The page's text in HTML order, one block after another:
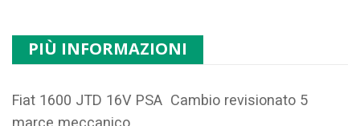
PIÙ INFORMAZIONI
Fiat 1600 JTD 16V PSA Cambio revisionato 5